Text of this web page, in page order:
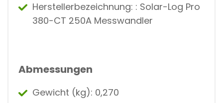
Herstellerbezeichnung: : Solar-Log Pro
380-CT 250A Messwandler
Abmessungen
Gewicht (kg): 0,270